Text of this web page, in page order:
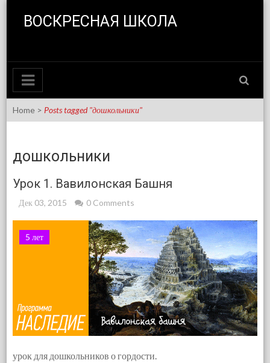
ВОСКРЕСНАЯ ШКОЛА
Home > Posts tagged "дошкольники"
дошкольники
Урок 1. Вавилонская Башня
Дек 03, 2015 0 Comments
5 лет
урок для дошкольников о гордости.